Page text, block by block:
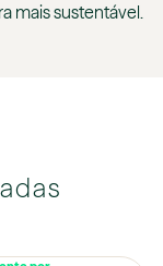
mais sustentável.